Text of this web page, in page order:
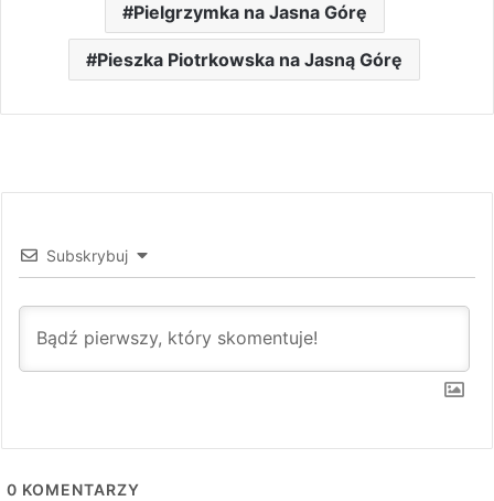
Pielgrzymka na Jasna Górę
Pieszka Piotrkowska na Jasną Górę
Subskrybuj
0 KOMENTARZY